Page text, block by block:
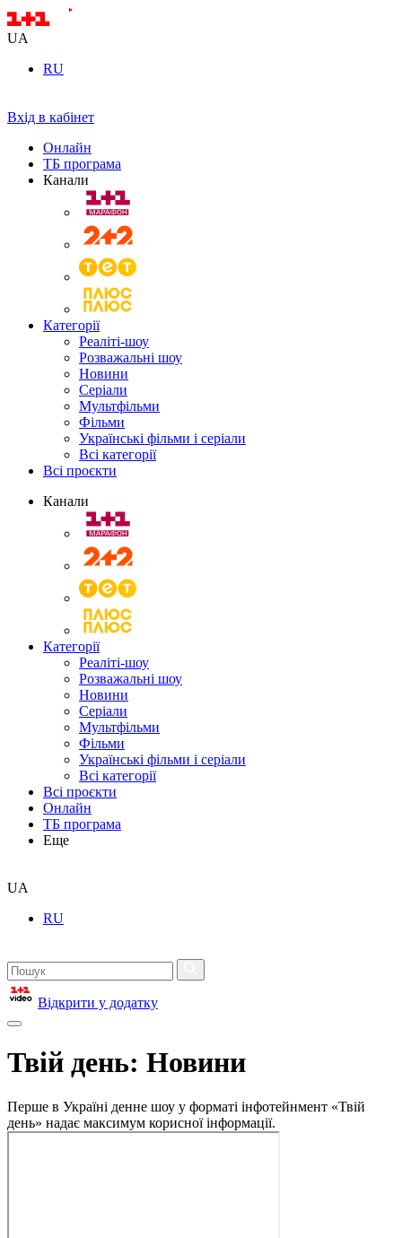
UA
RU
Вхід в кабінет
Онлайн
ТБ програма
Канали
Категорії
Реаліті-шоу
Розважальні шоу
Новини
Серіали
Мультфільми
Фільми
Українські фільми і серіали
Всі категорії
Всі проєкти
Канали
Категорії
Реаліті-шоу
Розважальні шоу
Новини
Серіали
Мультфільми
Фільми
Українські фільми і серіали
Всі категорії
Всі проєкти
Онлайн
ТБ програма
Еще
UA
RU
Відкрити у додатку
Твій день: Новини
Перше в Україні денне шоу у форматі інфотейнмент «Твій
день» надає максимум корисної інформації.